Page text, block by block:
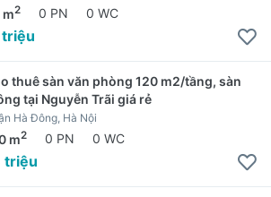
2 0 PN 0 WC
triệu
thuê sàn văn phòng 120 m2/tầng, sàn
tại Nguyễn Trãi giá rẻ
Hà Đông, Hà Nội
m2 0 PN 0 WC
triệu